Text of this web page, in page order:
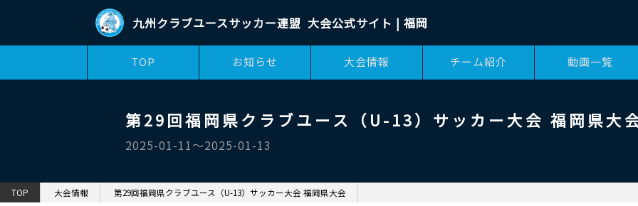
九州クラブユースサッカー連盟 大会公式サイト | 福岡
TOP お知らせ 大会情報 チーム紹介 動画一覧
第29回福岡県クラブユース（U-13）サッカー大会 福岡県大
2025-01-11〜2025-01-13
TOP 大会情報 第29回福岡県クラブユース（U-13）サッカー大会 福岡県大会